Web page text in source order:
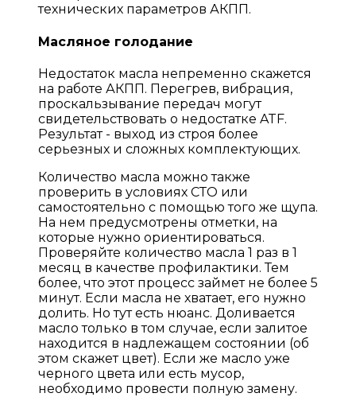
технических параметров АКПП.
Масляное голодание
Недостаток масла непременно скажется
на работе АКПП. Перегрев, вибрация,
проскальзывание передач могут
свидетельствовать о недостатке ATF.
Результат - выход из строя более
серьезных и сложных комплектующих.
Количество масла можно также
проверить в условиях СТО или
самостоятельно с помощью того же щупа.
На нем предусмотрены отметки, на
которые нужно ориентироваться.
Проверяйте количество масла 1 раз в 1
месяц в качестве профилактики. Тем
более, что этот процесс займет не более 5
минут. Если масла не хватает, его нужно
долить. Но тут есть нюанс. Доливается
масло только в том случае, если залитое
находится в надлежащем состоянии (об
этом скажет цвет). Если же масло уже
черного цвета или есть мусор,
необходимо провести полную замену.